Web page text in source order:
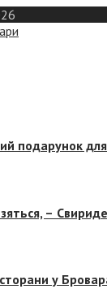
подарунок
–
у